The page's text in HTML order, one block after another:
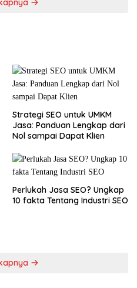
Strategi SEO untuk UMKM
Jasa: Panduan Lengkap dari
Nol sampai Dapat Klien
Perlukah Jasa SEO? Ungkap
10 fakta Tentang Industri SEO